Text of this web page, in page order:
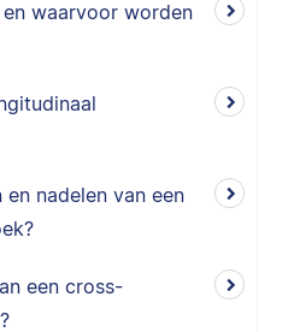
waarvoor worden
nadelen van een
een cross-